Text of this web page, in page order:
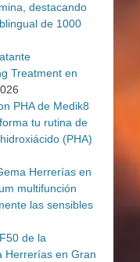
destacando
de 1000
Treatment en
PHA de Medik8
tu rutina de
(PHA)
Herrerías en
multifunción
las sensibles
de la
Herrerías en Gran